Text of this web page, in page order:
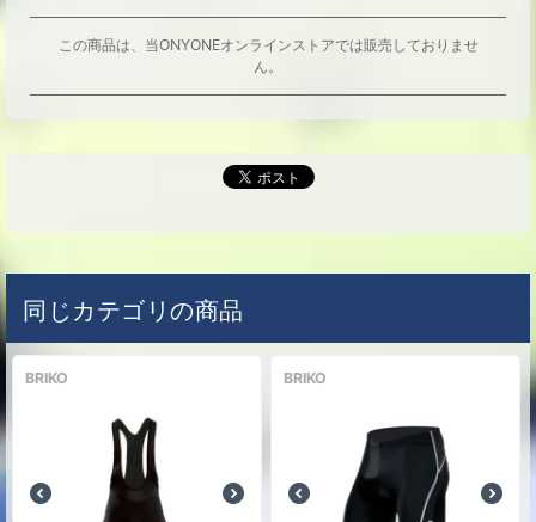
この商品は、当ONYONEオンラインストアでは販売しておりませ
ん。
同じカテゴリの商品
BRIKO BRIKO